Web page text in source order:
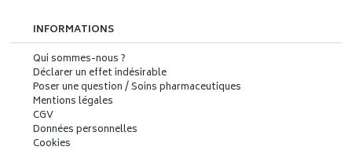
INFORMATIONS
Qui sommes-nous ?
Déclarer un effet indésirable
Poser une question / Soins pharmaceutiques
Mentions légales
CGV
Données personnelles
Cookies